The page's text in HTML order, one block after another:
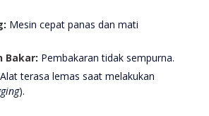
: Mesin cepat panas dan mati
Bakar: Pembakaran tidak sempurna.
Alat terasa lemas saat melakukan
).